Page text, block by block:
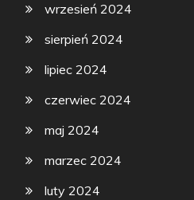
wrzesień 2024
sierpień 2024
lipiec 2024
czerwiec 2024
maj 2024
marzec 2024
luty 2024